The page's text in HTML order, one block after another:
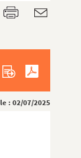
: 02/07/2025